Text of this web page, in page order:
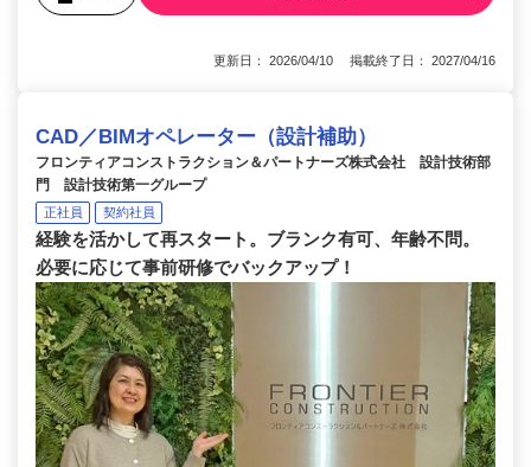
更新日： 2026/04/10 掲載終了日： 2027/04/16
CAD／BIMオペレーター（設計補助）
フロンティアコンストラクション＆パートナーズ株式会社 設計技術部
門 設計技術第一グループ
正社員 契約社員
経験を活かして再スタート。ブランク有可、年齢不問。
必要に応じて事前研修でバックアップ！